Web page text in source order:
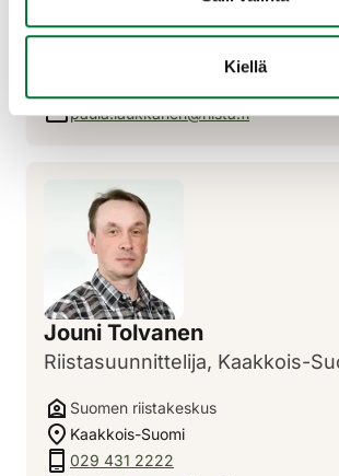
Kiellä
Suomen riistakeskus
Helsingin keskustoimisto
paula.laukkanen@riista.fi
Jouni Tolvanen
Riistasuunnittelija, Kaakkois-
Suomen riistakeskus
Kaakkois-Suomi
029 431 2222